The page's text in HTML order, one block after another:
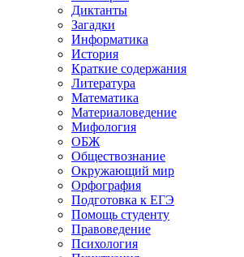
Диктанты
Загадки
Информатика
История
Краткие содержания
Литература
Математика
Материаловедение
Мифология
ОБЖ
Обществознание
Окружающий мир
Орфография
Подготовка к ЕГЭ
Помощь студенту
Правоведение
Психология